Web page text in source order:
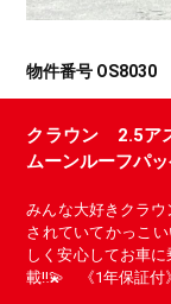
物件番号 OS8030
クラウン 2.5ア
ムーンルーフパ
みんな大好きクラ
されていてかっこ
しく安心してお車
載‼️💫 《1年保証付》